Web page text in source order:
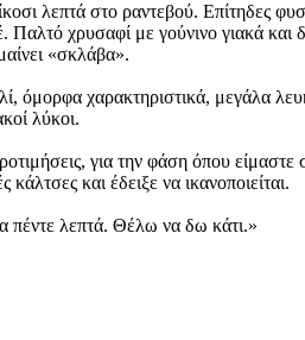
λεπτά στο ραντεβού. Επίτηδες
χρυσαφί με γούνινο γιακά
«σκλάβα».
όμορφα χαρακτηριστικά, μεγάλα
λύκοι.
για την φάση όπου
και έδειξε να ικανοποιείται.
πέντε λεπτά. Θέλω να δω κάτι.»